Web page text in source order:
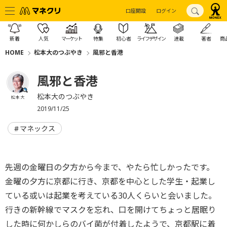
口座開設 ログイン
新着 人気 マーケット 特集 初心者 ライフデザイン 連載 著者 商
HOME 松本大のつぶやき 風邪と香港
松本 大
風邪と香港
松本大のつぶやき
2019/11/25
マネックス
先週の金曜日の夕方から今まで、やたら忙しかったです。
金曜の夕方に京都に行き、京都を中心とした学生・起業し
ている或いは起業を考えている30人くらいと会いました。
行きの新幹線でマスクを忘れ、口を開けてちょっと居眠り
した時に何かしらのバイ菌が付着したようで、京都駅に着